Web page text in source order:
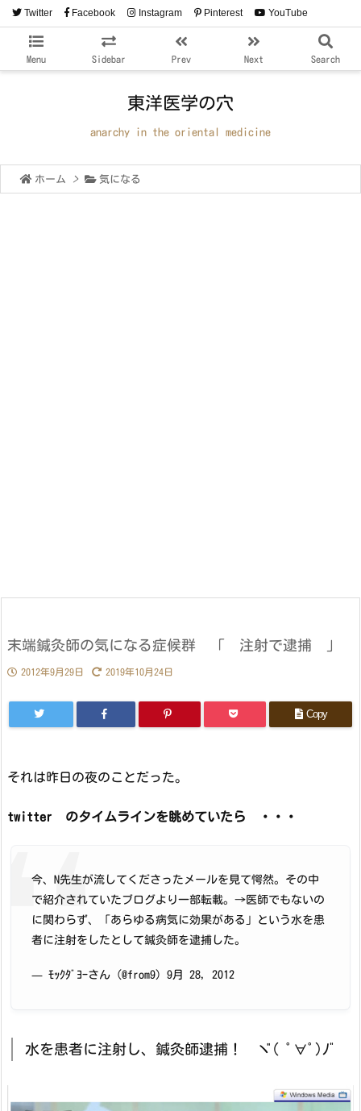
Menu Sidebar Prev Next Search
Twitter Facebook Instagram Pinterest YouTube
RSS
東洋医学の穴
anarchy in the oriental medicine
ホーム > 気になる
末端鍼灸師の気になる症候群 「 注射で逮捕 」
2012年9月29日 2019年10月24日
Copy
それは昨日の夜のことだった。
twitter のタイムラインを眺めていたら ・・・
今、N先生が流してくださったメールを見て愕然。その中
で紹介されていたブログより一部転載。→医師でもないの
に関わらず、「あらゆる病気に効果がある」という水を患
者に注射をしたとして鍼灸師を逮捕した。
— ﾓｯｸﾀﾞﾖｰさん (@from9) 9月 28, 2012
水を患者に注射し、鍼灸師逮捕！ ヾ( ﾟ∀ﾟ)ﾉﾞ